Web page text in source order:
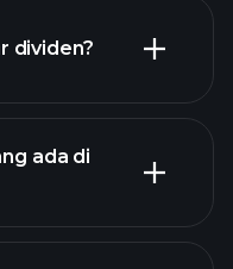
dividen?
ada di